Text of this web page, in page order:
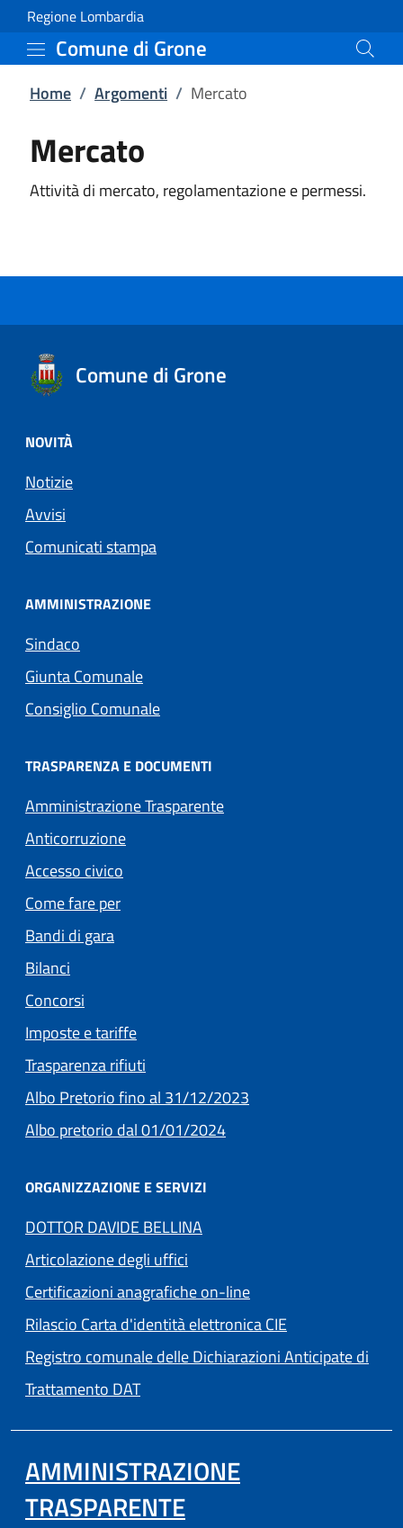
Vai al contenuto principale
Mercato | Comune di
Regione Lombardia
Comune di Grone
Home / Argomenti / Mercato
Mercato
Attività di mercato, regolamentazione e permessi.
Comune di Grone
NOVITÀ
Notizie
Avvisi
Comunicati stampa
AMMINISTRAZIONE
Sindaco
Giunta Comunale
Consiglio Comunale
TRASPARENZA E DOCUMENTI
Amministrazione Trasparente
Anticorruzione
Accesso civico
Come fare per
Bandi di gara
Bilanci
Concorsi
Imposte e tariffe(apre in un'altra scheda).
Trasparenza rifiuti
Albo Pretorio fino al 31/12/2023
Albo pretorio dal 01/01/2024
ORGANIZZAZIONE E SERVIZI
DOTTOR DAVIDE BELLINA
Articolazione degli uffici
Certificazioni anagrafiche on-line
Rilascio Carta d'identità elettronica CIE
Registro comunale delle Dichiarazioni Anticipate di
Trattamento DAT
AMMINISTRAZIONE
TRASPARENTE